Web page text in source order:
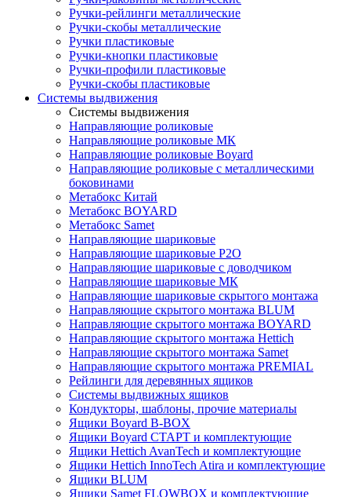
Ручки-рейлинги металлические
Ручки-скобы металлические
Ручки пластиковые
Ручки-кнопки пластиковые
Ручки-профили пластиковые
Ручки-скобы пластиковые
Системы выдвижения
Системы выдвижения
Направляющие роликовые
Направляющие роликовые МК
Направляющие роликовые Boyard
Направляющие роликовые с металлическими
боковинами
Метабокс Китай
Метабокс BOYARD
Метабокс Samet
Направляющие шариковые
Направляющие шариковые P2O
Направляющие шариковые с доводчиком
Направляющие шариковые МК
Направляющие шариковые скрытого монтажа
Направляющие скрытого монтажа BLUM
Направляющие скрытого монтажа BOYARD
Направляющие скрытого монтажа Hettich
Направляющие скрытого монтажа Samet
Направляющие скрытого монтажа PREMIAL
Рейлинги для деревянных ящиков
Системы выдвижных ящиков
Кондукторы, шаблоны, прочие материалы
Ящики Boyard B-BOX
Ящики Boyard СТАРТ и комплектующие
Ящики Hettich AvanTech и комплектующие
Ящики Hettich InnoTech Atira и комплектующие
Ящики BLUM
Ящики Samet FLOWBOX и комплектующие